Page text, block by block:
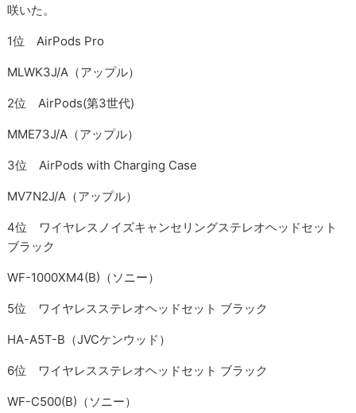
咲いた。
1位 AirPods Pro
MLWK3J/A（アップル）
2位 AirPods(第3世代)
MME73J/A（アップル）
3位 AirPods with Charging Case
MV7N2J/A（アップル）
4位 ワイヤレスノイズキャンセリングステレオヘッドセット
ブラック
WF-1000XM4(B)（ソニー）
5位 ワイヤレスステレオヘッドセット ブラック
HA-A5T-B（JVCケンウッド）
6位 ワイヤレスステレオヘッドセット ブラック
WF-C500(B)（ソニー）